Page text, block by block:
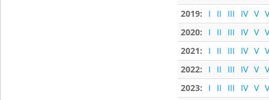
2019:
I II III IV V
2020:
I II III IV V
2021:
I II III IV V
2022:
I II III IV V
2023:
I II III IV V